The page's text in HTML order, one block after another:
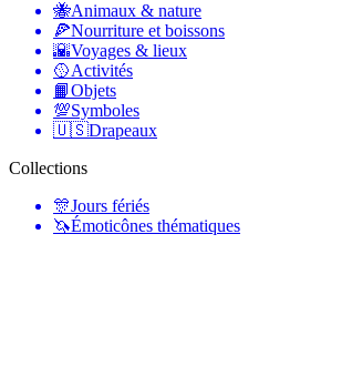
🐝Animaux & nature
🍕Nourriture et boissons
🌇Voyages & lieux
🥎Activités
📙Objets
💯Symboles
🇺🇸Drapeaux
Collections
🎊Jours fériés
🦄Émoticônes thématiques